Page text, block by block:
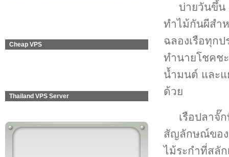
Cheap VPS
Thailand VPS Server
บ่ายวันขึ้น
ทำไม้กันผีสำ
ฉลองเรือทุก
ทำนายโชคช
น้ำมนต์ และ
ด้วย
เรือปลาจั๊
สัญลักษณ์ของ
ไม้ระกำที่สลั